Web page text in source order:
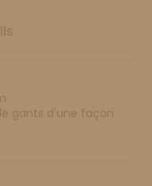
gants d'une façon